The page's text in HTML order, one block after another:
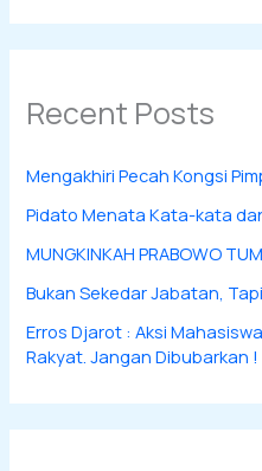
Recent Posts
Mengakhiri Pecah Kongsi
Pidato Menata Kata-kata
MUNGKINKAH PRABOWO
Bukan Sekedar Jabatan,
Erros Djarot : Aksi
Rakyat. Jangan Dibubarkan !